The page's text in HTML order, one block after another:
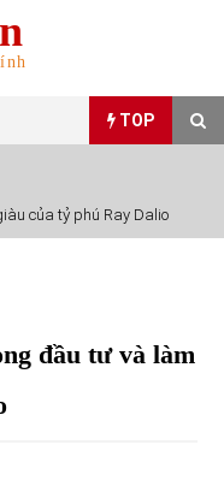
TOP
nhập khẩu nhiều nhất tháng
xuất khẩu nhiều nhất tháng
của tỷ phú Ray Dalio
đầu tư và làm